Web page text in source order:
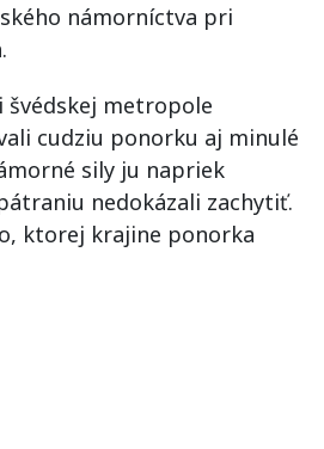
námorníctva pri
metropole
cudziu ponorku aj minulé
sily ju napriek
nedokázali zachytiť.
ktorej krajine ponorka